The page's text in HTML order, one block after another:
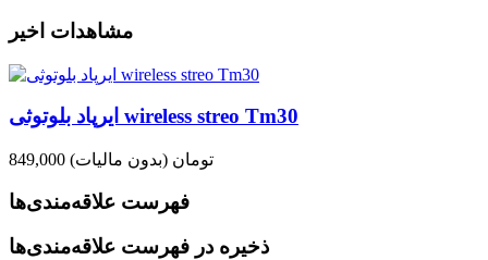
مشاهدات اخیر
ایرپاد بلوتوثی wireless streo Tm30
849,000 تومان (بدون مالیات)
فهرست علاقه‌مندی‌ها
ذخیره در فهرست علاقه‌مندی‌ها